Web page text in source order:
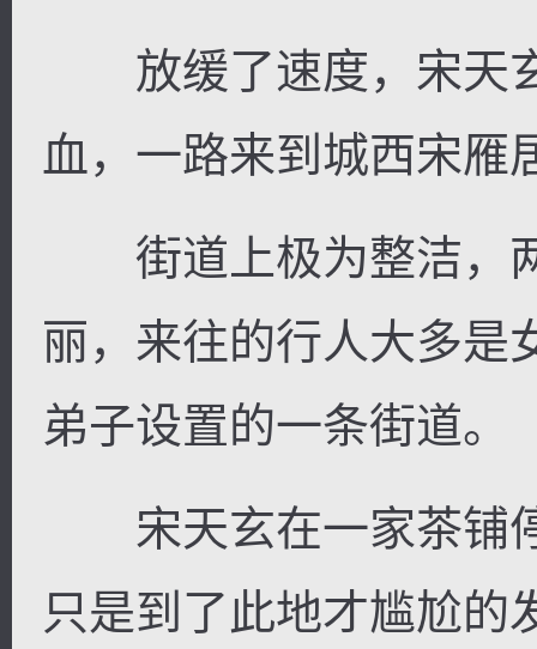
放缓了速度，宋天
血，一路来到城西宋雁
街道上极为整洁，
丽，来往的行人大多是
弟子设置的一条街道。
宋天玄在一家茶铺
只是到了此地才尴尬的